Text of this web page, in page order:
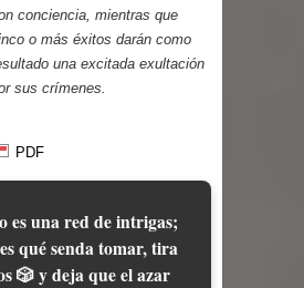
conciencia, mientras que
o más éxitos darán como
una excitada exultación
sus crímenes.
PDF
es una red de intrigas;
qué senda tomar, tira
🎲 y deja que el azar